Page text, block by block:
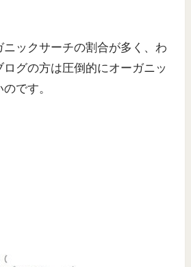
ニックサーチの割合が多く、わ
グの方は圧倒的にオーガニッ
です。